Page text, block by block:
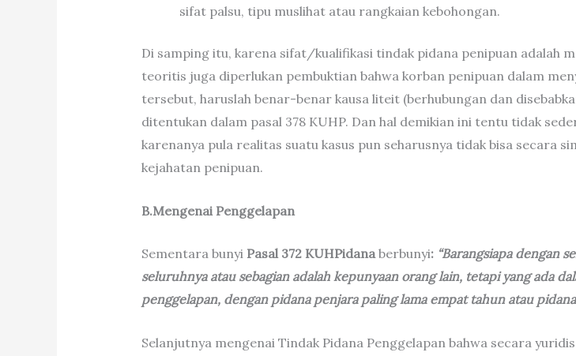
sifat palsu, tipu muslihat atau rangkaian kebohongan.
Di samping itu, karena sifat/kualifikasi tindak pidana penipuan adalah
teoritis juga diperlukan pembuktian bahwa korban penipuan dalam
tersebut, haruslah benar-benar kausa liteit (berhubungan dan
ditentukan dalam pasal 378 KUHP. Dan hal demikian ini tentu tidak
karenanya pula realitas suatu kasus pun seharusnya tidak bisa secara
kejahatan penipuan.
B.Mengenai Penggelapan
Sementara bunyiPasal 372 KUHPidanaberbunyi: “Barangsiapa dengan
seluruhnya atau sebagian adalah kepunyaan orang lain, tetapi yang ada
penggelapan, dengan pidana penjara paling lama empat tahun atau
Selanjutnya mengenai Tindak Pidana Penggelapan bahwa secara